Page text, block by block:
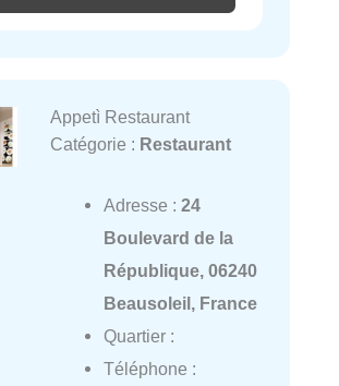
Appetì Restaurant
Catégorie : Restaurant
Adresse : 24
Boulevard de la
République, 06240
Beausoleil, France
Quartier :
Téléphone :